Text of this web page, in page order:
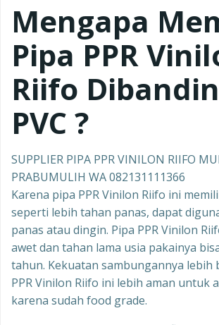
Mengapa
Pipa PPR
Riifo
PVC ?
SUPPLIER PIPA PPR VINILON RIIFO
PRABUMULIH WA 082131111366
Karena pipa PPR Vinilon Riifo ini
seperti lebih tahan panas, dapat
panas atau dingin. Pipa PPR Vinilon
awet dan tahan lama usia pakainya
tahun. Kekuatan sambungannya lebih
PPR Vinilon Riifo ini lebih aman untuk
karena sudah food grade.